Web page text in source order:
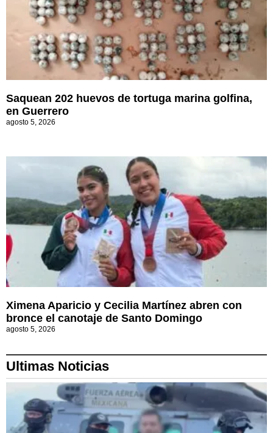
Saquean 202 huevos de tortuga marina golfina,
en Guerrero
agosto 5, 2026
Ximena Aparicio y Cecilia Martínez abren con
bronce el canotaje de Santo Domingo
agosto 5, 2026
Ultimas Noticias